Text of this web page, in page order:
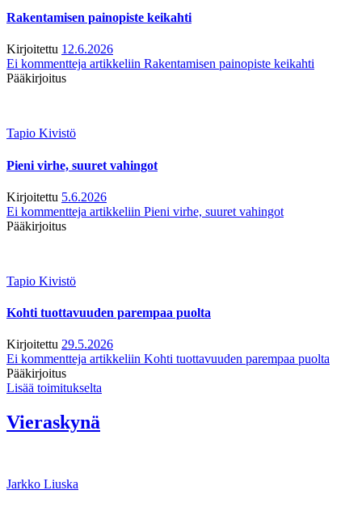
Rakentamisen painopiste keikahti
Kirjoitettu 12.6.2026
Ei kommentteja artikkeliin Rakentamisen painopiste keikahti
Pääkirjoitus
Tapio Kivistö
Pieni virhe, suuret vahingot
Kirjoitettu 5.6.2026
Ei kommentteja artikkeliin Pieni virhe, suuret vahingot
Pääkirjoitus
Tapio Kivistö
Kohti tuottavuuden parempaa puolta
Kirjoitettu 29.5.2026
Ei kommentteja artikkeliin Kohti tuottavuuden parempaa puolta
Pääkirjoitus
Lisää toimitukselta
Vieraskynä
Jarkko Liuska